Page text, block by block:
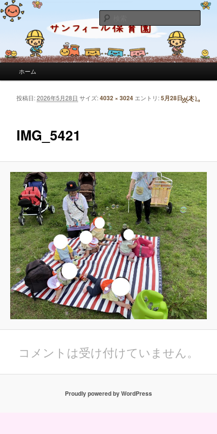
サンフィール保育園のブログ
サンフィール保育園のせんせいのブログです。園の日常を綴っています。
索
メインコンテンツへ移動
サブコンテンツへ移動
ホーム
画像ナビゲーション 次へ →
IMG_5421
投稿日:2026年5月28日 サイズ:4032 × 3024 エントリ:5月28日（木）
コメントは受け付けていません。
Proudly powered by WordPress